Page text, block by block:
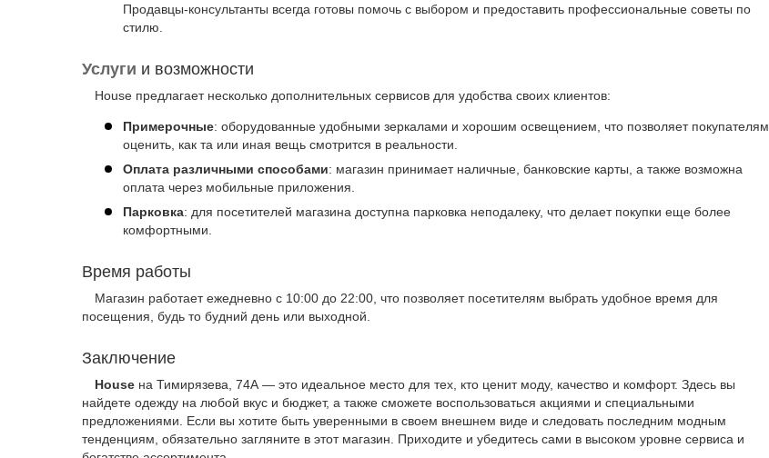
Продавцы-консультанты всегда готовы помочь с выбором и предоставить профессиональные советы по
стилю.
Услуги и возможности
House предлагает несколько дополнительных сервисов для удобства своих клиентов:
Примерочные: оборудованные удобными зеркалами и хорошим освещением, что позволяет покупателям
оценить, как та или иная вещь смотрится в реальности.
Оплата различными способами: магазин принимает наличные, банковские карты, а также возможна
оплата через мобильные приложения.
Парковка: для посетителей магазина доступна парковка неподалеку, что делает покупки еще более
комфортными.
Время работы
Магазин работает ежедневно с 10:00 до 22:00, что позволяет посетителям выбрать удобное время для
посещения, будь то будний день или выходной.
Заключение
House на Тимирязева, 74А — это идеальное место для тех, кто ценит моду, качество и комфорт. Здесь вы
найдете одежду на любой вкус и бюджет, а также сможете воспользоваться акциями и специальными
предложениями. Если вы хотите быть уверенными в своем внешнем виде и следовать последним модным
тенденциям, обязательно загляните в этот магазин. Приходите и убедитесь сами в высоком уровне сервиса и